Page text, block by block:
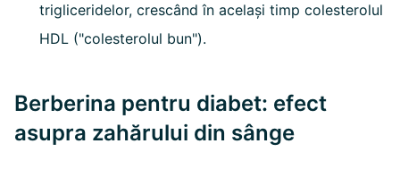
trigliceridelor, crescând în același timp colesterolul
HDL ("colesterolul bun").
Berberina pentru diabet: efect
asupra zahărului din sânge